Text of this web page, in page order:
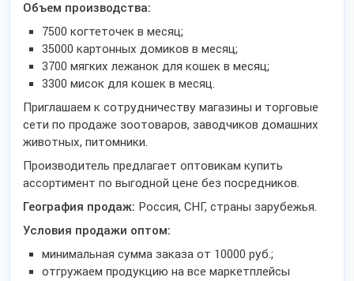
Объем производства:
7500 когтеточек в месяц;
35000 картонных домиков в месяц;
3700 мягких лежанок для кошек в месяц;
3300 мисок для кошек в месяц.
Приглашаем к сотрудничеству магазины и торговые
сети по продаже зоотоваров, заводчиков домашних
животных, питомники.
Производитель предлагает оптовикам купить
ассортимент по выгодной цене без посредников.
География продаж: Россия, СНГ, страны зарубежья.
Условия продажи оптом:
минимальная сумма заказа от 10000 руб.;
отгружаем продукцию на все маркетплейсы